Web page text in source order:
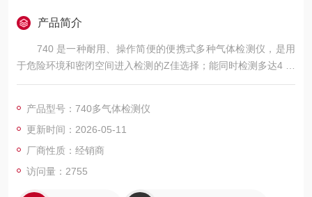
产品简介
740 是一种耐用、操作简便的便携式多种气体检测仪，是用
于危险环境和密闭空间进入检测的Z佳选择；能同时检测多达4 种
气体：可燃气体、氧气、硫化氢、一氧化碳。
产品型号：740多气体检测仪
更新时间：2026-05-11
厂商性质：经销商
访问量：2755